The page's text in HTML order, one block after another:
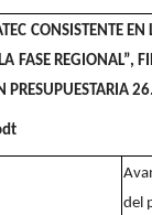
CONSISTENTE
FASE REGIONAL”,
del